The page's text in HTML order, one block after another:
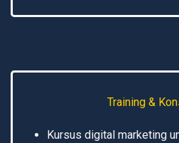
Training &
Kursus digital marketing